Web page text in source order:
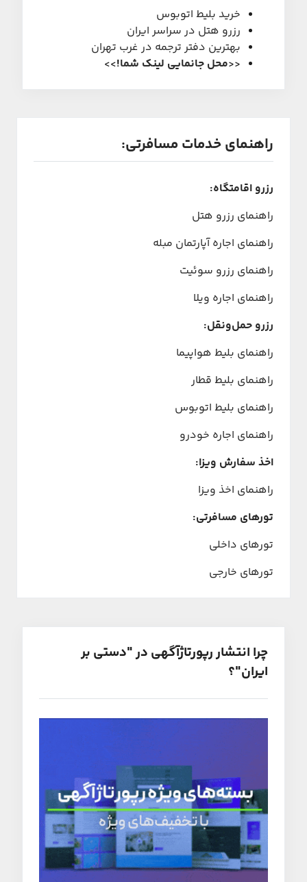
خرید بلیط اتوبوس
رزرو هتل در سراسر ایران
بهترین دفتر ترجمه در غرب تهران
<<محل جانمایی لینک شما!
>>
راهنمای خدمات مسافرتی:
رزرو اقامتگاه:
راهنمای رزرو هتل
راهنمای اجاره آپارتمان مبله
راهنمای رزرو سوئیت
راهنمای اجاره ویلا
رزرو حمل‌ونقل:
راهنمای بلیط هواپیما
راهنمای بلیط قطار
راهنمای بلیط اتوبوس
راهنمای اجاره خودرو
اخذ سفارش ویزا:
راهنمای اخذ ویزا
تورهای مسافرتی:
تورهای داخلی
تورهای خارجی
چرا انتشار رپورتاژآگهی در "دستی بر
ایران"؟